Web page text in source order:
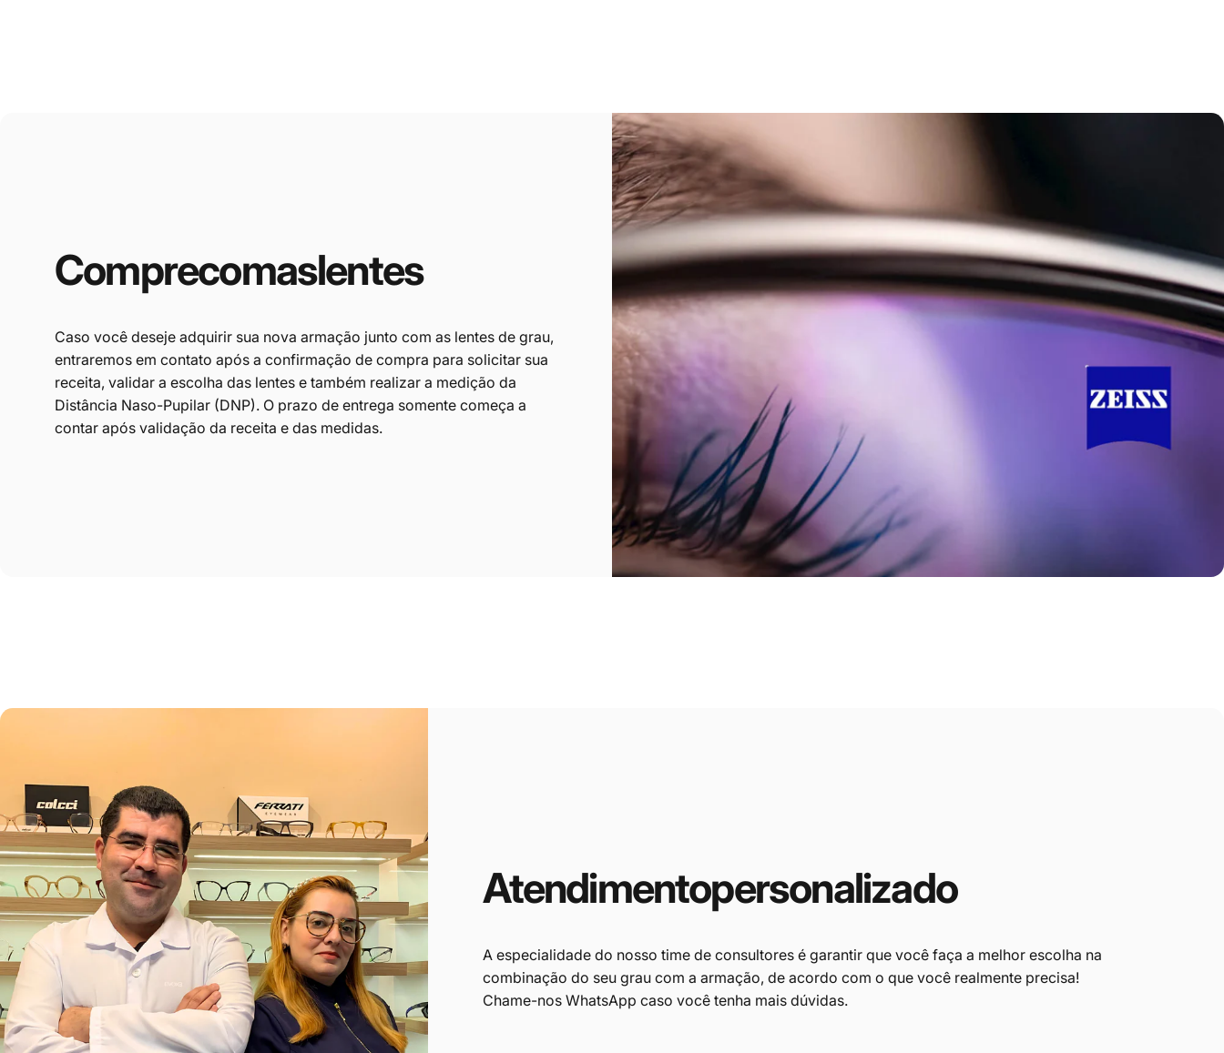
Comprecomaslentes
Caso você deseje adquirir sua nova armação junto com as lentes de grau,
entraremos em contato após a confirmação de compra para solicitar sua
receita, validar a escolha das lentes e também realizar a medição da
Distância Naso-Pupilar (DNP). O prazo de entrega somente começa a
contar após validação da receita e das medidas.
Atendimentopersonalizado
A especialidade do nosso time de consultores é garantir que você faça a melhor escolha na
combinação do seu grau com a armação, de acordo com o que você realmente precisa!
Chame-nosWhatsApp caso você tenha mais dúvidas.